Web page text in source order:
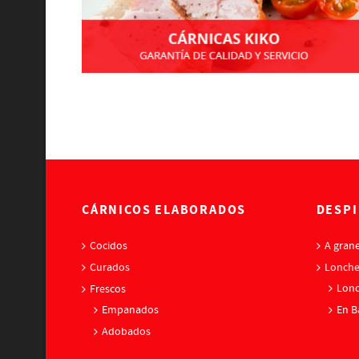
CÁRNICOS ELABORADOS
Cocidos
Curados
Frescos
Empanados
Adobados
A
En